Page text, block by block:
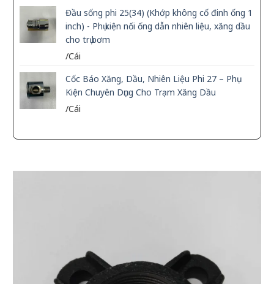
Đầu sống phi 25(34) (Khớp không cố đinh ống 1
inch) - Phụ kiện nối ống dẫn nhiên liệu, xăng dầu
cho trụ bơm
/Cái
Cốc Báo Xăng, Dầu, Nhiên Liệu Phi 27 – Phụ
Kiện Chuyên Dụng Cho Trạm Xăng Dầu
/Cái